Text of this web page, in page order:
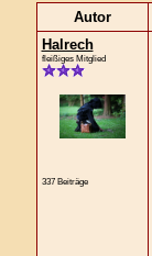
Autor
Halrech
fleißiges Mitglied
337 Beiträge